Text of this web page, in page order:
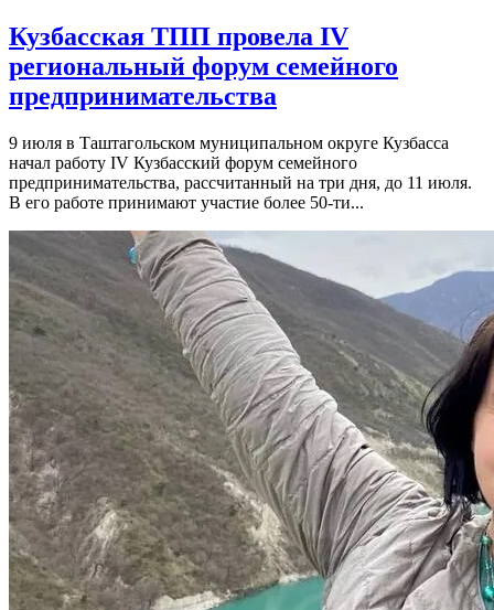
Кузбасская ТПП провела IV
региональный форум семейного
предпринимательства
9 июля в Таштагольском муниципальном округе Кузбасса
начал работу IV Кузбасский форум семейного
предпринимательства, рассчитанный на три дня, до 11 июля.
В его работе принимают участие более 50-ти...